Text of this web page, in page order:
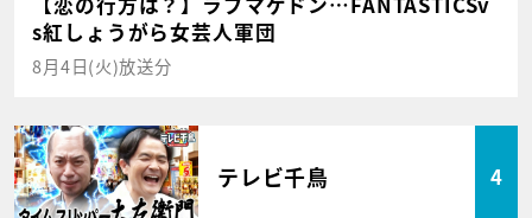
s紅しょうがら女芸人軍団
8月4日(火)放送分
テレビ千鳥 4